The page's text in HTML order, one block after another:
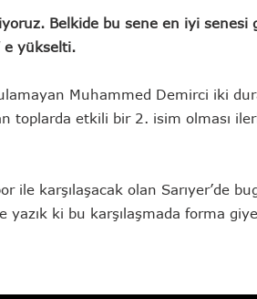
Belkide bu sene en iyi
e yükselti.
Muhammed Demirci iki
toplarda etkili bir 2. isim olması
ile karşılaşacak olan Sarıyer’de
yazık ki bu karşılaşmada forma